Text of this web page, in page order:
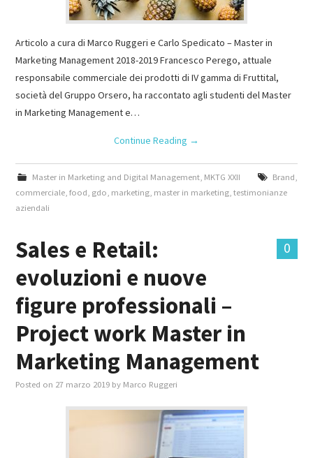
Articolo a cura di Marco Ruggeri e Carlo Spedicato – Master in
Marketing Management 2018-2019 Francesco Perego, attuale
responsabile commerciale dei prodotti di IV gamma di Fruttital,
società del Gruppo Orsero, ha raccontato agli studenti del Master
in Marketing Management e…
Continue Reading →
Master in Marketing and Digital Management, MKTG XXII Brand
commerciale ,food gdo marketing master in marketing ,testimonianze
aziendali
0
Sales e Retail:
evoluzioni e nuove
figure professionali –
Project work Master in
Marketing Management
Posted on 27 marzo 2019 by Marco Ruggeri